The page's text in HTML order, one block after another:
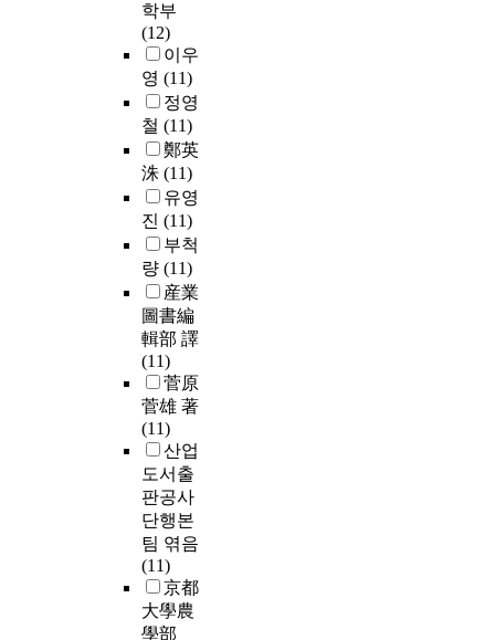
학부
(12)
이우
영 (11)
정영
철 (11)
鄭英
洙 (11)
유영
진 (11)
부척
량 (11)
産業
圖書編
輯部 譯
(11)
菅原
菅雄 著
(11)
산업
도서출
판공사
단행본
팀 엮음
(11)
京都
大學農
學部